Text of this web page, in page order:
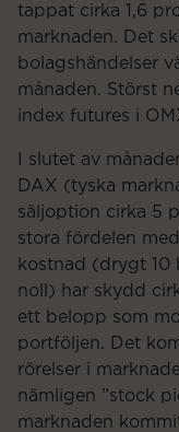
tappat cirka 1,6
marknaden. Det
bolagshändelser
månaden. Störst
index futures i
I slutet av
DAX (tyska
säljoption cirka 5
stora fördelen
kostnad (drygt 10
noll) har skydd
ett belopp som
portföljen. Det
rörelser i
nämligen ”stock
marknaden